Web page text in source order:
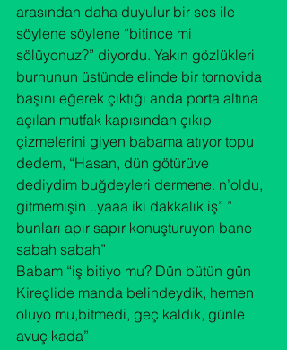
arasından daha duyulur bir ses ile
söylene söylene “bitince mi
sölüyonuz?” diyordu. Yakın gözlükleri
burnunun üstünde elinde bir tornovida
başını eğerek çıktığı anda porta altına
açılan mutfak kapısından çıkıp
çizmelerini giyen babama atıyor topu
dedem, “Hasan, dün götürüve
dediydim buğdeyleri dermene. n’oldu,
gitmemişin ..yaaa iki dakkalık iş” ”
bunları apır sapır konuşturuyon bane
sabah sabah”
Babam “iş bitiyo mu? Dün bütün gün
Kireçlide manda belindeydik, hemen
oluyo mu,bitmedi, geç kaldık, günle
avuç kada”